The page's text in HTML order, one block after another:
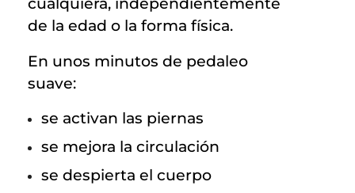
de la edad o la forma física.
En unos minutos de pedaleo
suave:
se activan las piernas
se mejora la circulación
se despierta el cuerpo